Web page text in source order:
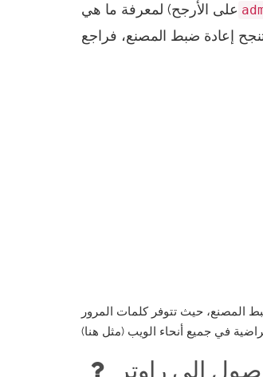
لمعرفة ما هي (على الأرجح
المصنع، حيث تتوفر كلمات المرور